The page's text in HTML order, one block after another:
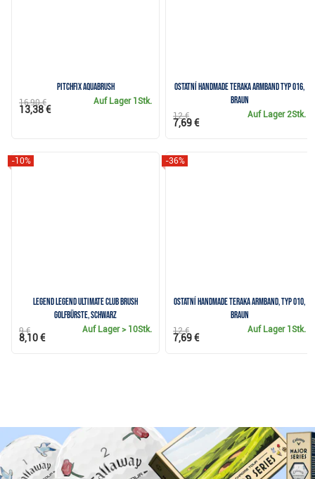
Pitchfix Aquabrush
Auf Lager 1Stk.
16,90 €
13,38 €
Ostatní Handmade Teraka Armband Typ 016,
braun
Auf Lager 2Stk.
12 €
7,69 €
Legend Legend Ultimate Club Brush
Golfbürste, schwarz
-10%
Auf Lager> 10Stk.
9 €
8,10 €
Ostatní Handmade Teraka Armband, Typ 010,
braun
-36%
Auf Lager 1Stk.
12 €
7,69 €